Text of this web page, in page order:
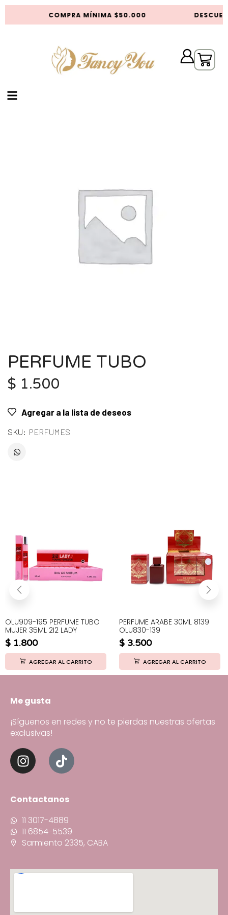
COMPRA MÍNIMA $50.000
PERFUME TUBO
$ 1.500
Agregar a la lista de deseos
SKU: PERFUMES
OLU909-195 PERFUME TUBO
MUJER 35ML 2I2 LADY
$ 1.800
AGREGAR AL CARRITO
PERFUME ARABE 30ML 8139
OLU830-139
$ 3.500
AGREGAR AL CARRITO
Me gusta
¡Síguenos en redes y no te pierdas nuestras ofertas
exclusivas!
Contactanos
11 3017-4889
11 6854-5539
Sarmiento 2335, CABA